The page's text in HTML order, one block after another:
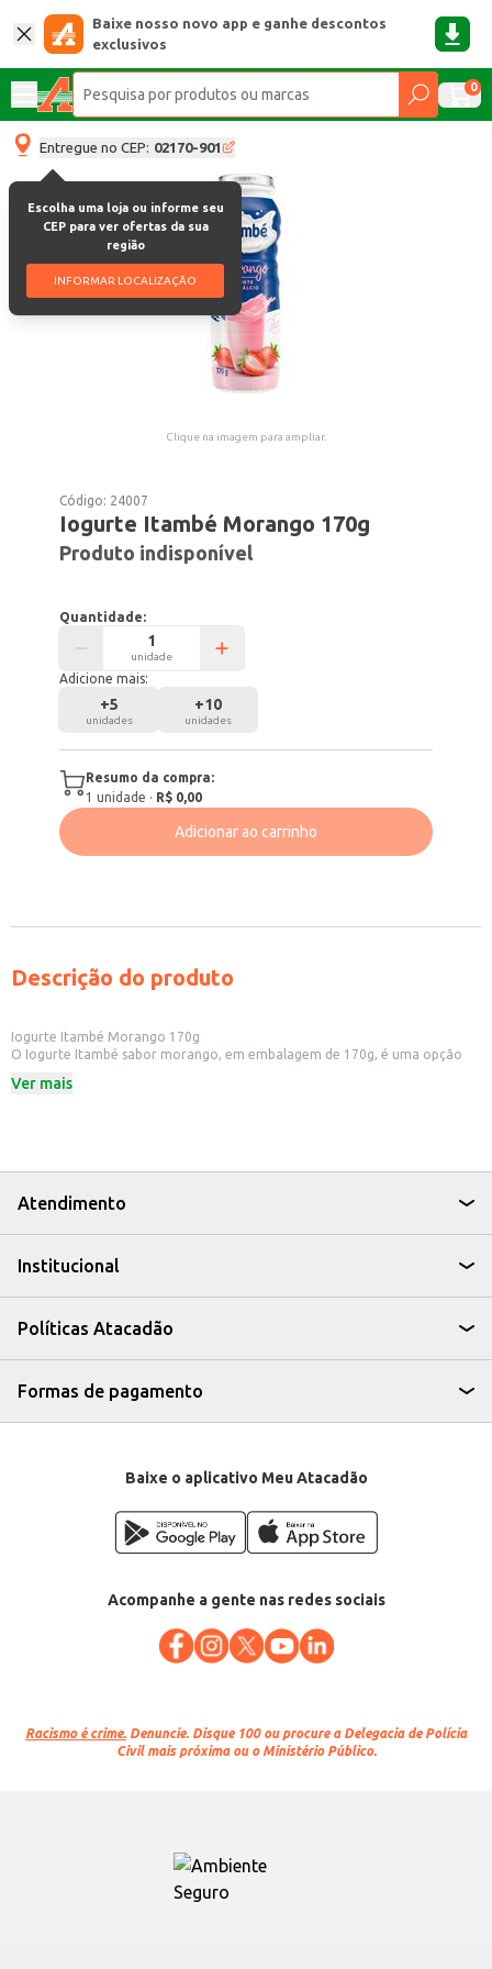
Baixe nosso novo app e ganhe descontos
exclusivos
0
Entregue no CEP: 02170-901
Escolha uma loja ou informe seu
CEP para ver ofertas da sua
região
INFORMAR LOCALIZAÇÃO
Clique na imagem para ampliar.
Código: 24007
Iogurte Itambé Morango 170g
Produto indisponível
Quantidade:
unidade
Adicione mais:
+5
unidades
+10
unidades
Resumo da compra:
1 unidade · R$ 0,00
Adicionar ao carrinho
Descrição do produto
Iogurte Itambé Morango 170g
O Iogurte Itambé sabor morango, em embalagem de 170g, é uma opção
consumo individual, o iogurte é perfeito para ter em casa, no escritório ou
Adicione frutas frescas, granola ou mel para um lanche mais completo.
Sirva como sobremesa leve e refrescante.
Com o Iogurte Itambé Morango, você tem uma opção saborosa e versátil
Ver mais
Atendimento
Institucional
Políticas Atacadão
Formas de pagamento
Baixe o aplicativo Meu Atacadão
Acompanhe a gente nas redes sociais
Racismo é crime. Denuncie. Disque 100 ou procure a Delegacia de Polícia
Civil mais próxima ou o Ministério Público.